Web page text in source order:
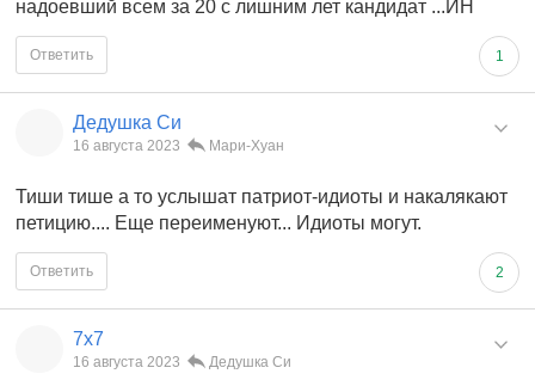
надоевший всем за 20 с лишним лет кандидат ...ИН
1
Ответить
Дедушка Си
16 августа 2023 Мари-Хуан
Тиши тише а то услышат патриот-идиоты и накалякают
петицию.... Еще переименуют... Идиоты могут.
2
Ответить
7x7
16 августа 2023 Дедушка Си